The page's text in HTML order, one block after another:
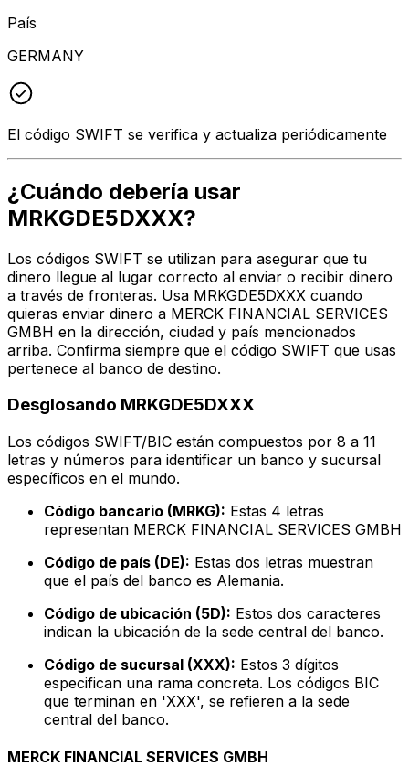
País
GERMANY
El código SWIFT se verifica y actualiza periódicamente
¿Cuándo debería usar
MRKGDE5DXXX?
Los códigos SWIFT se utilizan para asegurar que tu
dinero llegue al lugar correcto al enviar o recibir dinero
a través de fronteras. Usa MRKGDE5DXXX cuando
quieras enviar dinero a MERCK FINANCIAL SERVICES
GMBH en la dirección, ciudad y país mencionados
arriba. Confirma siempre que el código SWIFT que usas
pertenece al banco de destino.
Desglosando MRKGDE5DXXX
Los códigos SWIFT/BIC están compuestos por 8 a 11
letras y números para identificar un banco y sucursal
específicos en el mundo.
Código bancario (MRKG): Estas 4 letras
representan MERCK FINANCIAL SERVICES GMBH
Código de país (DE): Estas dos letras muestran
que el país del banco es Alemania.
Código de ubicación (5D): Estos dos caracteres
indican la ubicación de la sede central del banco.
Código de sucursal (XXX): Estos 3 dígitos
especifican una rama concreta. Los códigos BIC
que terminan en 'XXX', se refieren a la sede
central del banco.
MERCK FINANCIAL SERVICES GMBH